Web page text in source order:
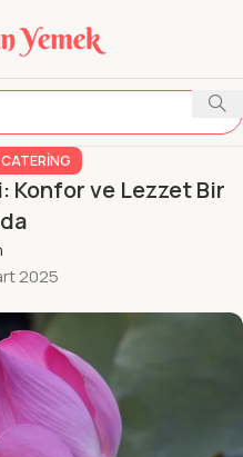
Konfor ve Lezzet Bir
2025